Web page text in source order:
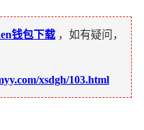
钱包下载 ，如有疑问，
xsdgh/103.html